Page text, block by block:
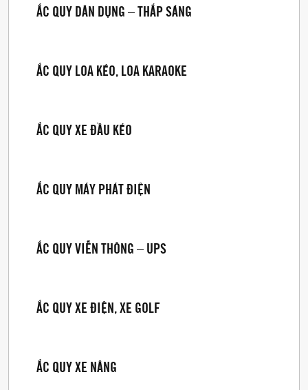
ẮC QUY DÂN DỤNG – THẮP SÁNG
ẮC QUY LOA KÉO, LOA KARAOKE
ẮC QUY XE ĐẦU KÉO
ẮC QUY MÁY PHÁT ĐIỆN
ẮC QUY VIỄN THÔNG – UPS
ẮC QUY XE ĐIỆN, XE GOLF
ẮC QUY XE NÂNG